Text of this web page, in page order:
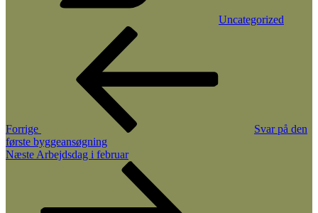
Uncategorized
Indlægsnavigation
Forrige
Svar på den
første byggeansøgning
Næste
Næste Arbejdsdag i februar